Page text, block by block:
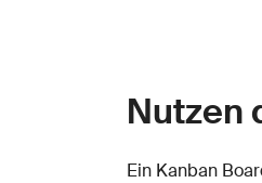
Nutzen
Ein Kanban